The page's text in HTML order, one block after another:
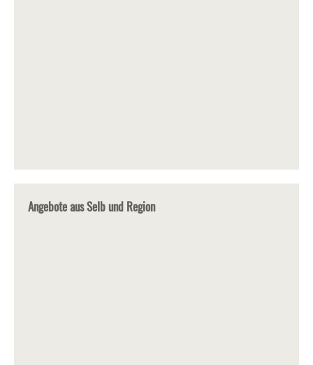
Angebote aus Selb und Region